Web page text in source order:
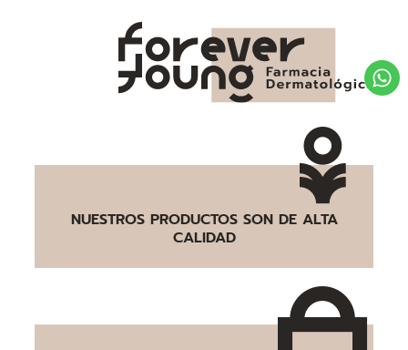
NUESTROS PRODUCTOS SON DE ALTA
CALIDAD